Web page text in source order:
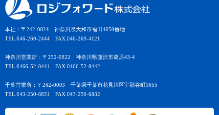
本社：〒242-0024 神奈川県大和市福田4050番地
TEL.046-269-2444 FAX.046-269-4121
神奈川営業所：〒252-0822 神奈川県藤沢市葛原43-4
TEL.0466-52-8441 FAX.0466-52-8442
千葉営業所：〒262-0003 千葉県千葉市花見川区宇那谷町1655
TEL.043-250-6831 FAX.043-250-6832